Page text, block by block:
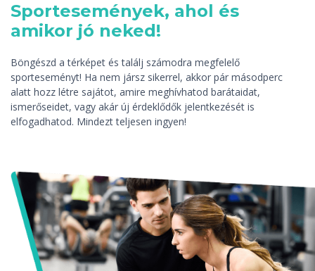
Sportesemények, ahol és
amikor jó neked!
Böngészd a térképet és találj számodra megfelelő
sporteseményt! Ha nem jársz sikerrel, akkor pár másodperc
alatt hozz létre sajátot, amire meghívhatod barátaidat,
ismerőseidet, vagy akár új érdeklődők jelentkezését is
elfogadhatod. Mindezt teljesen ingyen!